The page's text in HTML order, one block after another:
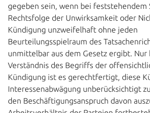
gegeben sein, wenn bei feststehendem
Rechtsfolge der Unwirksamkeit oder
Kündigung unzweifelhaft ohne jeden
Beurteilungsspielraum des
unmittelbar aus dem Gesetz ergibt. Nur
Verständnis des Begriffs der
Kündigung ist es gerechtfertigt, diese
Interessenabwägung unberücksichtigt
den Beschäftigungsanspruch davon